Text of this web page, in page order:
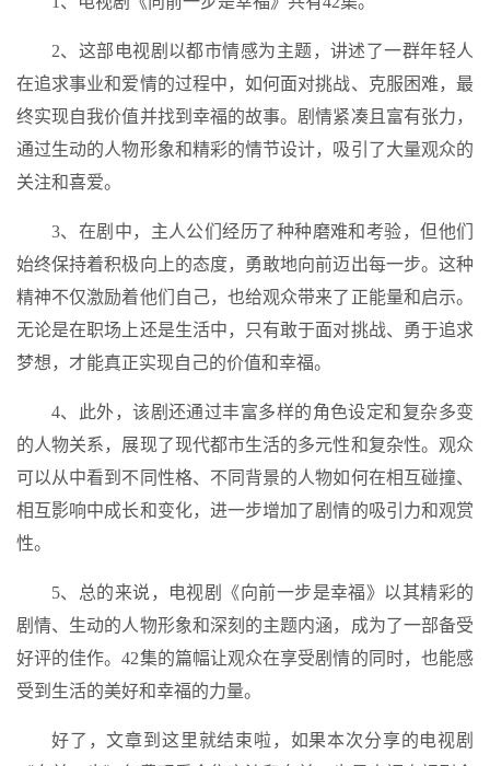
2、这部电视剧以都市情感为主题，讲述了一群年轻人
在追求事业和爱情的过程中，如何面对挑战、克服困难，最
终实现自我价值并找到幸福的故事。剧情紧凑且富有张力，
通过生动的人物形象和精彩的情节设计，吸引了大量观众的
关注和喜爱。
3、在剧中，主人公们经历了种种磨难和考验，但他们
始终保持着积极向上的态度，勇敢地向前迈出每一步。这种
精神不仅激励着他们自己，也给观众带来了正能量和启示。
无论是在职场上还是生活中，只有敢于面对挑战、勇于追求
梦想，才能真正实现自己的价值和幸福。
4、此外，该剧还通过丰富多样的角色设定和复杂多变
的人物关系，展现了现代都市生活的多元性和复杂性。观众
可以从中看到不同性格、不同背景的人物如何在相互碰撞、
相互影响中成长和变化，进一步增加了剧情的吸引力和观赏
性。
5、总的来说，电视剧《向前一步是幸福》以其精彩的
剧情、生动的人物形象和深刻的主题内涵，成为了一部备受
好评的佳作。42集的篇幅让观众在享受剧情的同时，也能感
受到生活的美好和幸福的力量。
好了，文章到这里就结束啦，如果本次分享的电视剧